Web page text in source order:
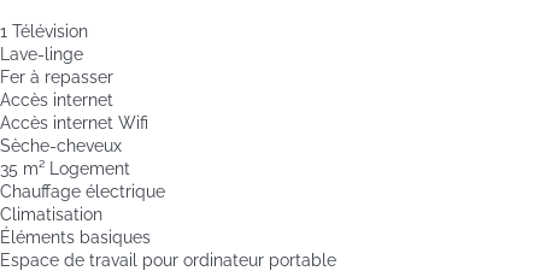
1 Télévision
Lave-linge
Fer à repasser
Accès internet
Accès internet Wifi
Sèche-cheveux
35 m² Logement
Chauffage électrique
Climatisation
Éléments basiques
Espace de travail pour ordinateur portable